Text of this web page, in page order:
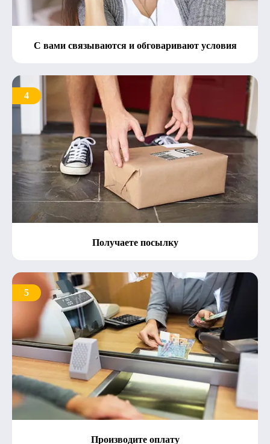
С вами связываются и обговаривают условия
4
Получаете посылку
5
Производите оплату